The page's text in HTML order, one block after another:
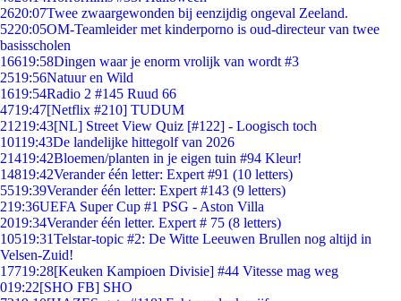
2620:07Twee zwaargewonden bij eenzijdig ongeval Zeeland.
5220:05OM-Teamleider met kinderporno is oud-directeur van twee
basisscholen
16619:58Dingen waar je enorm vrolijk van wordt #3
2519:56Natuur en Wild
1619:54Radio 2 #145 Ruud 66
4719:47[Netflix #210] TUDUM
21219:43[NL] Street View Quiz [#122] - Loogisch toch
10119:43De landelijke hittegolf van 2026
21419:42Bloemen/planten in je eigen tuin #94 Kleur!
14819:42Verander één letter: Expert #91 (10 letters)
5519:39Verander één letter: Expert #143 (9 letters)
219:36UEFA Super Cup #1 PSG - Aston Villa
2019:34Verander één letter. Expert # 75 (8 letters)
10519:31Telstar-topic #2: De Witte Leeuwen Brullen nog altijd in
Velsen-Zuid!
17719:28[Keuken Kampioen Divisie] #44 Vitesse mag weg
019:22[SHO FB] SHO